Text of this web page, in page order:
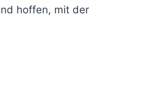
hoffen, mit der